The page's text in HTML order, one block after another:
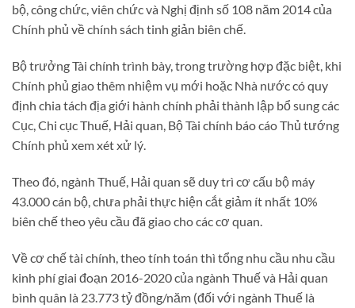
bộ, công chức, viên chức và Nghị định số 108 năm 2014 của
Chính phủ về chính sách tinh giản biên chế.
Bộ trưởng Tài chính trình bày, trong trường hợp đặc biệt, khi
Chính phủ giao thêm nhiệm vụ mới hoặc Nhà nước có quy
định chia tách địa giới hành chính phải thành lập bổ sung các
Cục, Chi cục Thuế, Hải quan, Bộ Tài chính báo cáo Thủ tướng
Chính phủ xem xét xử lý.
Theo đó, ngành Thuế, Hải quan sẽ duy trì cơ cấu bộ máy
43.000 cán bộ, chưa phải thực hiện cắt giảm ít nhất 10%
biên chế theo yêu cầu đã giao cho các cơ quan.
Về cơ chế tài chính, theo tính toán thì tổng nhu cầu nhu cầu
kinh phí giai đoạn 2016-2020 của ngành Thuế và Hải quan
bình quân là 23.773 tỷ đồng/năm (đối với ngành Thuế là